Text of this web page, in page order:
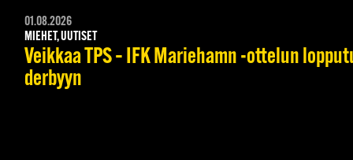
01.08.2026
MIEHET, UUTISET
Veikkaa TPS – IFK Mariehamn -ottelun
derbyyn